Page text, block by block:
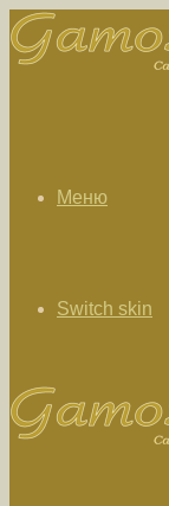
Меню
Switch skin